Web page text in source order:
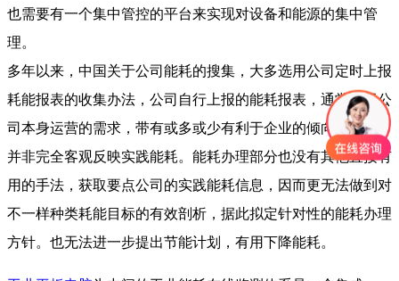
也需要有一个集中管控的平台来实现对设备和能源的集中管
理。
多年以来，中国关于公司能耗的搜集，大多选用公司定时上报
耗能报表的收集办法，公司自行上报的能耗报表，通常由于公
司本身运营的需求，带有或多或少有利于企业的倾向性特征，
并非完全客观反映实践能耗。能耗办理部分也没有其他直接有
用的手法，获取要点公司的实践能耗信息，因而更无法做到对
不一样种类耗能目标的有效剖析，据此拟定针对性的能耗办理
方针。也无法进一步提出节能计划，有用下降能耗。